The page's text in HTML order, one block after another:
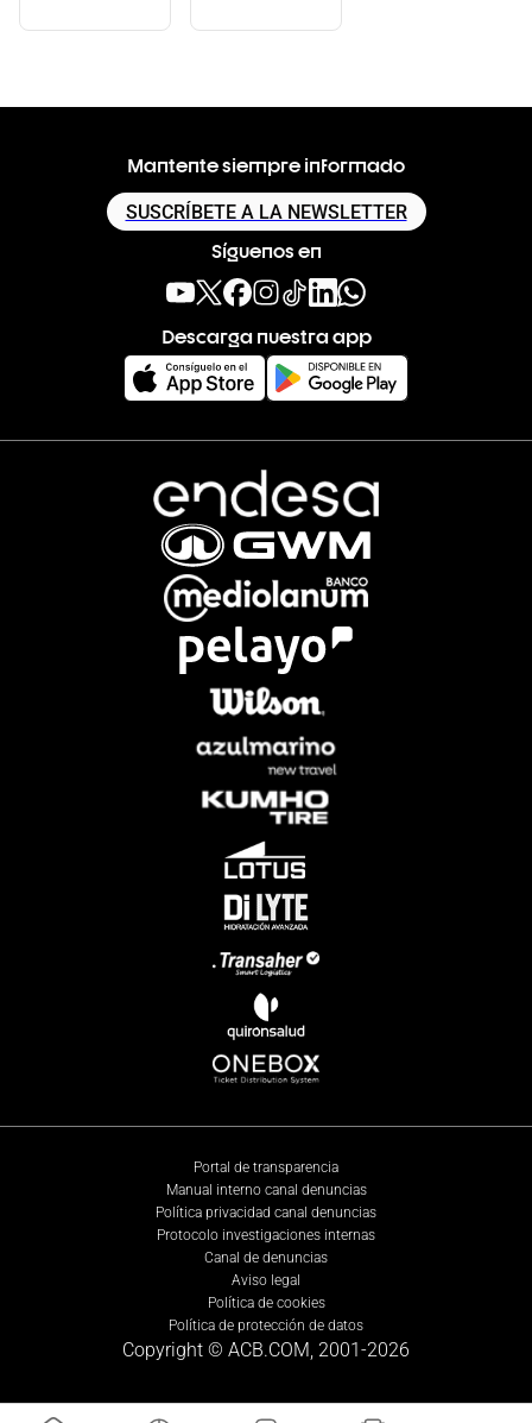
Mantente siempre informado
SUSCRÍBETE A LA NEWSLETTER
Síguenos en
Descarga nuestra app
Portal de transparencia
Manual interno canal denuncias
Política privacidad canal denuncias
Protocolo investigaciones internas
Canal de denuncias
Aviso legal
Política de cookies
Política de protección de datos
Copyright © ACB.COM, 2001-2026